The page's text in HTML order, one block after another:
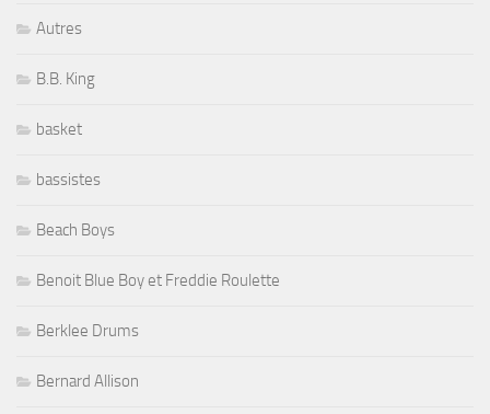
Autres
B.B. King
basket
bassistes
Beach Boys
Benoit Blue Boy et Freddie Roulette
Berklee Drums
Bernard Allison